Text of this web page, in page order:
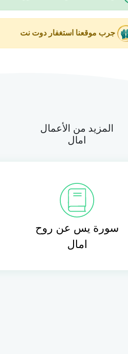
جرب موقعنا استغفار دوت نت
المزيد من الأعمال
امال
سورة يس عن روح
امال